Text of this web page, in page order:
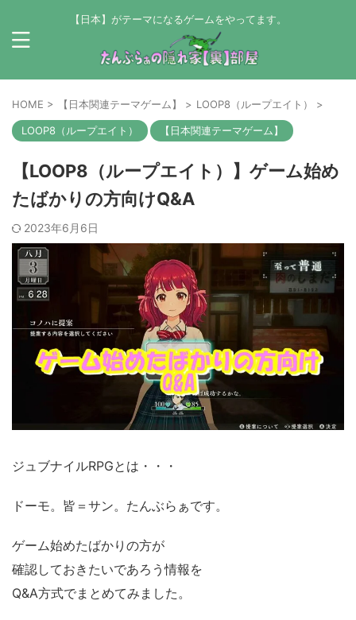
【日本】がテーマになるゲームをやってます。
HOME > 【日本関連テーマゲーム】 > LOOP8（ループエイト） >
LOOP8（ループエイト） 【日本関連テーマゲーム】
【LOOP8（ループエイト）】ゲーム始め
たばかりの方向けQ&A
2023年6月6日
ジュブナイルRPGとは・・・
ドーモ。皆＝サン。たんぶらぁです。
ゲーム始めたばかりの方が
確認しておきたいであろう情報を
Q&A方式でまとめてみました。